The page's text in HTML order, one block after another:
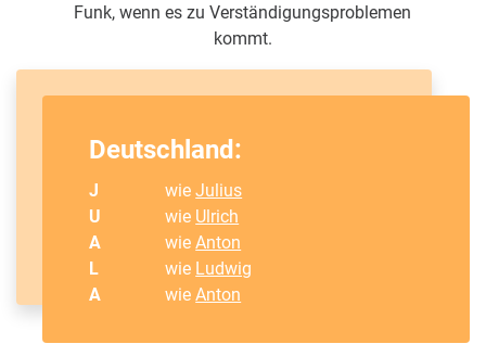
Funk, wenn es zu Verständigungsproblemen
kommt.
Deutschland:
J wieJulius
U
wie Ulrich
A
wieAnton
L
wie Ludwig
A
wieAnton